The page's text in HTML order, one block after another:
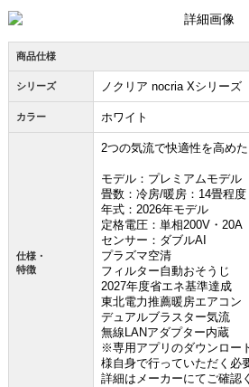
商品仕様
シリーズ ノクリア nocria Xシリーズ
カラー ホワイト
仕様・
特徴
2つの気流で快適性を高め
モデル：プレミアムモデル
畳数：冷房/暖房：14畳程度
年式：2026年モデル
定格電圧：単相200V・20A
センサー：ダブルAI
プラズマ空清
フィルター自動おそうじ
2027年度省エネ基準達成
東北電力推薦暖房エアコン
デュアルブラスター気流
無線LANアダプター内蔵
※専用アプリのダウンロー
様自身で行っていただく必
詳細はメーカーにてご確認